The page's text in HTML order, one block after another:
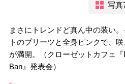
写真
まさにトレンドど真ん中の装い
トのプリーツと全身ピンクで、
が満開。（クローゼットカフェ
Ban』発表会）